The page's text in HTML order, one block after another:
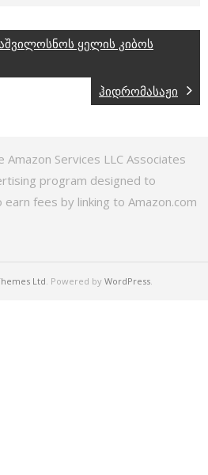
ყელის კიბოს
ჰიდრომასაჟი
Services LLC Associates
program designed to
fees by linking to Amazon.com
Ltd. Powered by WordPress.